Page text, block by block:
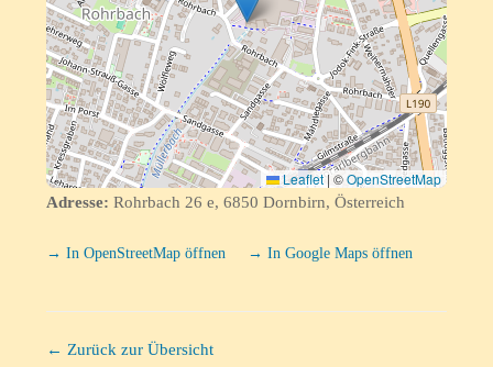
Leaflet|©OpenStreetMap
Adresse: Rohrbach 26 e, 6850 Dornbirn, Österreich
→ In OpenStreetMap öffnen → In Google Maps öffnen
← Zurück zur Übersicht